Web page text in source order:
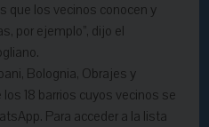
que los vecinos conocen y
por ejemplo”, dijo el
Bolognia, Obrajes y
18 barrios cuyos vecinos se
Para acceder a la lista